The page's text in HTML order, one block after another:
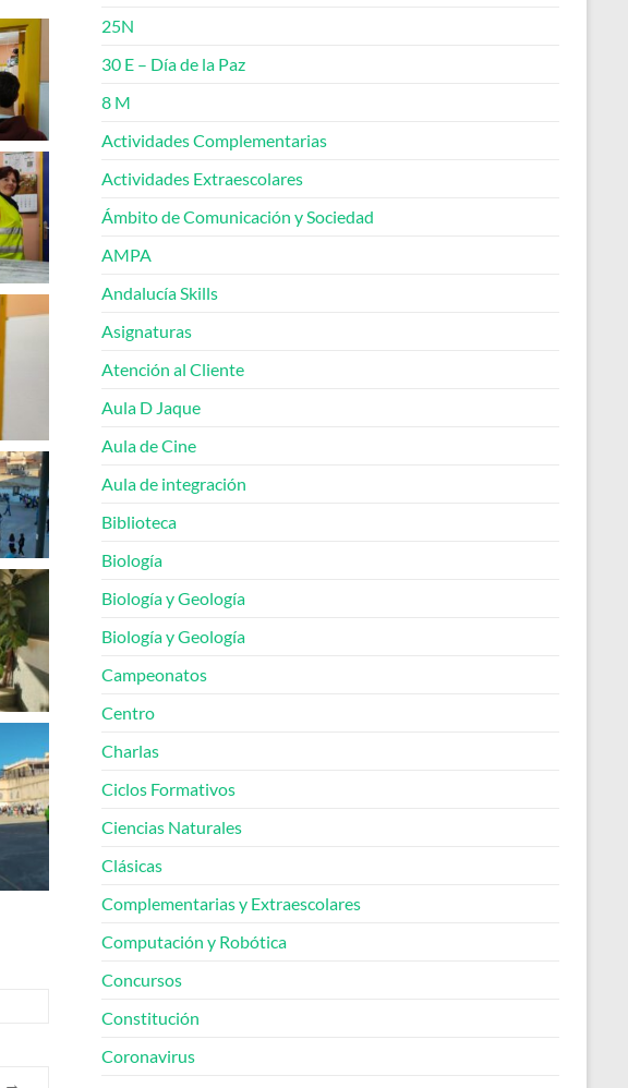
→
25N
30 E – Día de la Paz
8 M
Actividades Complementarias
Actividades Extraescolares
Ámbito de Comunicación y Sociedad
AMPA
Andalucía Skills
Asignaturas
Atención al Cliente
Aula D Jaque
Aula de Cine
Aula de integración
Biblioteca
Biología
Biología y Geología
Biología y Geología
Campeonatos
Centro
Charlas
Ciclos Formativos
Ciencias Naturales
Clásicas
Complementarias y Extraescolares
Computación y Robótica
Concursos
Constitución
Coronavirus